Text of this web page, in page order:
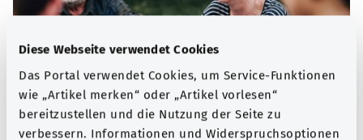
Diese Webseite verwendet Cookies
Das Portal verwendet Cookies, um Service-Funktionen
wie „Artikel merken“ oder „Artikel vorlesen“
bereitzustellen und die Nutzung der Seite zu
verbessern. Informationen und Widerspruchsoptionen